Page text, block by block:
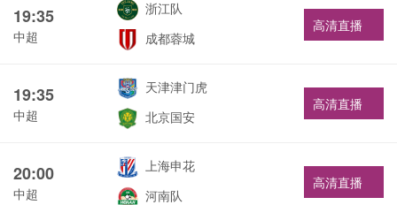
19:35
中超
浙江队
成都蓉城
高清直播
19:35
中超
天津津门虎
北京国安
高清直播
20:00
中超
上海申花
河南队
高清直播